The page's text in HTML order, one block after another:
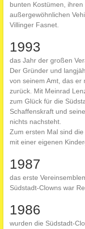
bunten Kostümen,
außergewöhnlichen
Villinger Fasnet.
1993
das Jahr der großen
Der Gründer und
von seinem Amt, das er
zurück. Mit Meinrad
zum Glück für die
Schaffenskraft und
nichts nachsteht.
Zum ersten Mal sind
mit einer eigenen
1987
das erste
Südstadt-Clowns war
1986
wurden die Südstadt-